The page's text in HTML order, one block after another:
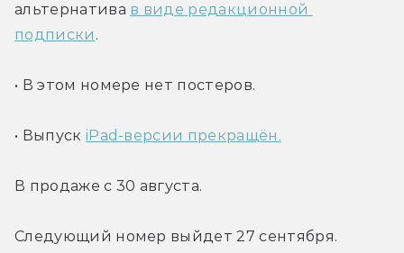
альтернатива в виде редакционной
подписки .
• В этом номере нет постеров.
• Выпуск iPad-версии прекращён.
В продаже с 30 августа.
Следующий номер выйдет 27 сентября.